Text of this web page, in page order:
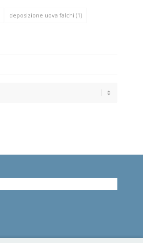
deposizione uova falchi (1)